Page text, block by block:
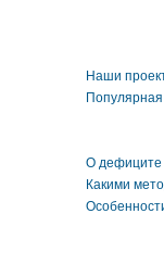
Наши
О дефиците
Какими